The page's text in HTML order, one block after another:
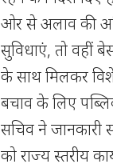
ओर से अलाव की
सुविधाएं, तो वहीं
के साथ मिलकर
बचाव के लिए
सचिव ने
को राज्य स्तरीय